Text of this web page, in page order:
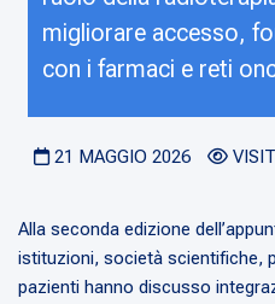
migliorare accesso,
con i farmaci e reti
21 MAGGIO 2026
Alla seconda edizione
istituzioni, società scientifiche,
pazienti hanno discusso